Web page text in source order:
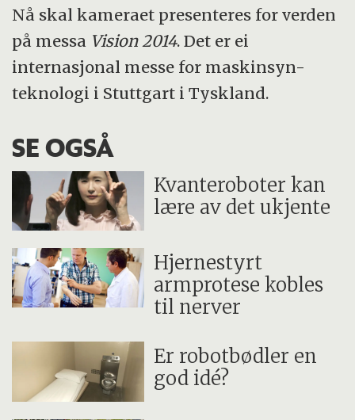
Nå skal kameraet presenteres for verden
på messa Vision 2014. Det er ei
internasjonal messe for maskinsyn-
teknologi i Stuttgart i Tyskland.
SE OGSÅ
Kvanteroboter kan
lære av det ukjente
Hjernestyrt
armprotese kobles
til nerver
Er robotbødler en
god idé?